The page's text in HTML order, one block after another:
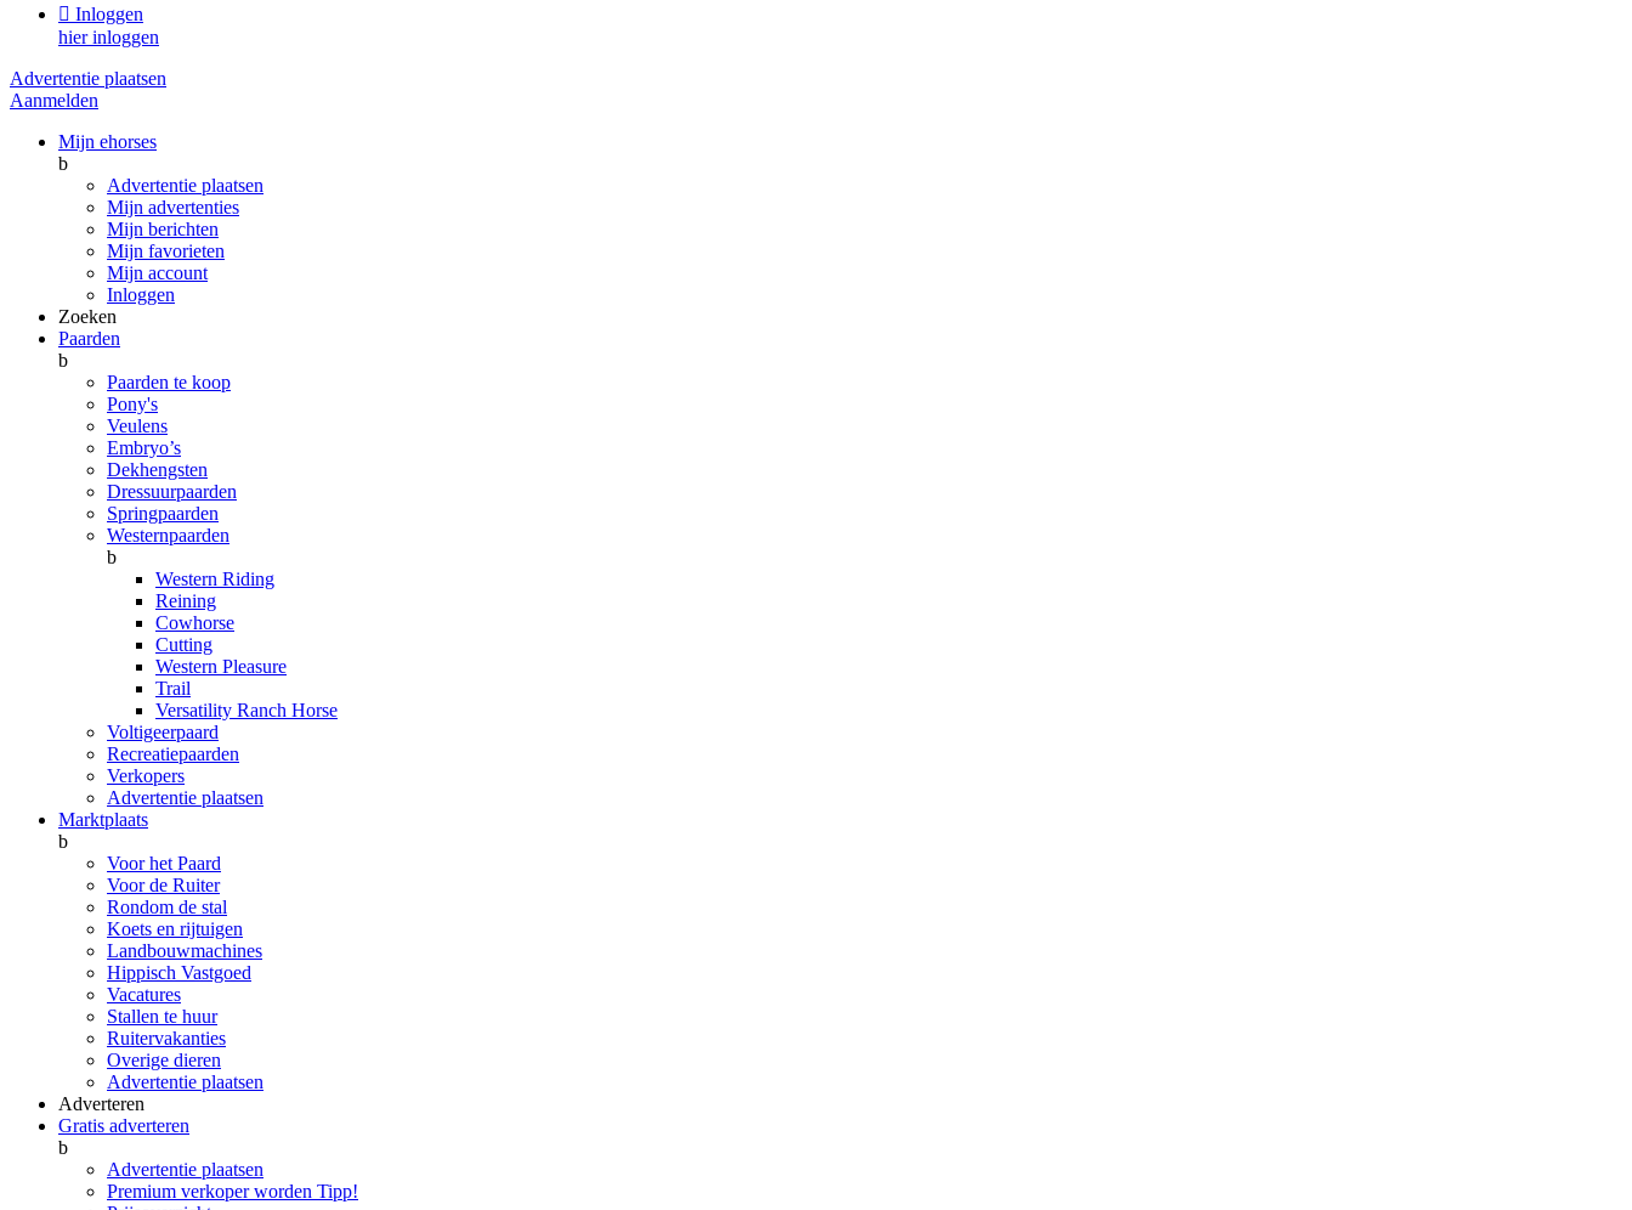
 Inloggen
hier inloggen
Advertentie plaatsen
Aanmelden
Mijn ehorses
b
Advertentie plaatsen
Mijn advertenties
Mijn berichten
Mijn favorieten
Mijn account
Inloggen
Zoeken
Paarden
b
Paarden te koop
Pony's
Veulens
Embryo’s
Dekhengsten
Dressuurpaarden
Springpaarden
Westernpaarden
b
Western Riding
Reining
Cowhorse
Cutting
Western Pleasure
Trail
Versatility Ranch Horse
Voltigeerpaard
Recreatiepaarden
Verkopers
Advertentie plaatsen
Marktplaats
b
Voor het Paard
Voor de Ruiter
Rondom de stal
Koets en rijtuigen
Landbouwmachines
Hippisch Vastgoed
Vacatures
Stallen te huur
Ruitervakanties
Overige dieren
Advertentie plaatsen
Adverteren
Gratis adverteren
b
Advertentie plaatsen
Premium verkoper worden Tipp!